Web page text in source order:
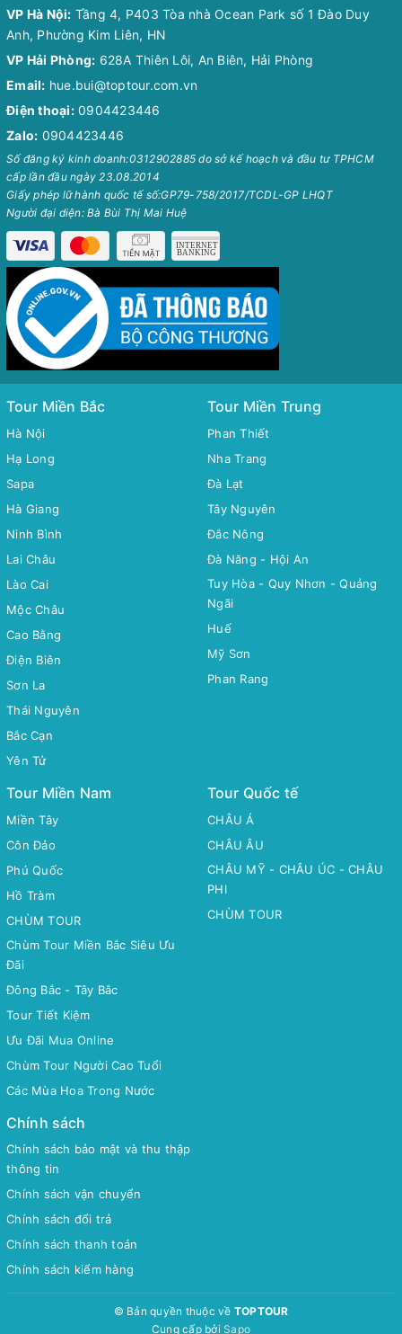
VP Hà Nội: Tầng 4, P403 Tòa nhà Ocean Park số 1 Đào Duy
Anh, Phường Kim Liên, HN
VP Hải Phòng: 628A Thiên Lôi, An Biên, Hải Phòng
Email: hue.bui@toptour.com.vn
Điện thoại: 0904423446
Zalo: 0904423446
Số đăng ký kinh doanh:0312902885 do sở kế hoạch và đầu tư TPHCM
cấp lần đầu ngày 23.08.2014
Giấy phép lữ hành quốc tế số:GP79-758/2017/TCDL-GP LHQT
Người đại diện: Bà Bùi Thị Mai Huệ
Tour Miền Bắc
Hà Nội
Hạ Long
Sapa
Hà Giang
Ninh Bình
Lai Châu
Lào Cai
Mộc Châu
Cao Bằng
Điện Biên
Sơn La
Thái Nguyên
Bắc Cạn
Yên Tử
Tour Miền Trung
Phan Thiết
Nha Trang
Đà Lạt
Tây Nguyên
Đắc Nông
Đà Năng - Hội An
Tuy Hòa - Quy Nhơn - Quảng
Ngãi
Huế
Mỹ Sơn
Phan Rang
Tour Miền Nam
Miền Tây
Côn Đảo
Phú Quốc
Hồ Tràm
CHÙM TOUR
Chùm Tour Miền Bắc Siêu Ưu
Đãi
Đông Bắc - Tây Bắc
Tour Tiết Kiệm
Ưu Đãi Mua Online
Chùm Tour Người Cao Tuổi
Các Mùa Hoa Trong Nước
Tour Quốc tế
CHÂU Á
CHÂU ÂU
CHÂU MỸ - CHÂU ÚC - CHÂU
PHI
CHÙM TOUR
Chính sách
Chính sách bảo mật và thu thập
thông tin
Chính sách vận chuyển
Chính sách đổi trả
Chính sách thanh toán
Chính sách kiểm hàng
© Bản quyền thuộc về TOPTOUR
Cung cấp bởi Sapo